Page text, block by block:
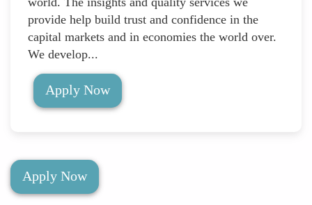
provide help build trust and confidence in the
capital markets and in economies the world over.
We develop...
Apply Now
Apply Now